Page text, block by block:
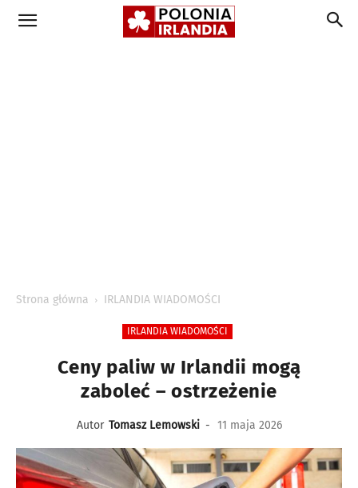
Strona główna IRLANDIA WIADOMOŚCI
IRLANDIA WIADOMOŚCI
Ceny paliw w Irlandii mogą
zaboleć – ostrzeżenie
Autor Tomasz Lemowski - 11 maja 2026